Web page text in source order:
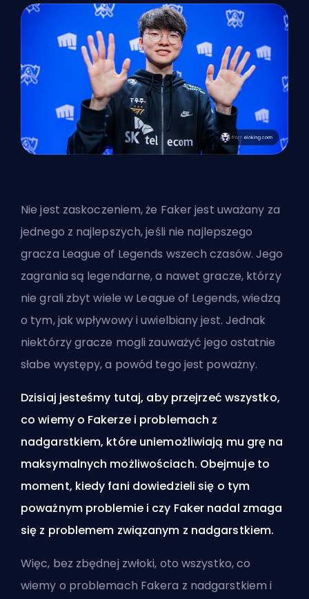
Nie jest zaskoczeniem, że Faker jest uważany za
jednego z najlepszych, jeśli nie najlepszego
gracza League of Legends wszech czasów. Jego
zagrania są legendarne, a nawet gracze, którzy
nie grali zbyt wiele w League of Legends, wiedzą
o tym, jak wpływowy i uwielbiany jest. Jednak
niektórzy gracze mogli zauważyć jego ostatnie
słabe występy, a powód tego jest poważny.
Dzisiaj jesteśmy tutaj, aby przejrzeć wszystko,
co wiemy o Fakerze i problemach z
nadgarstkiem, które uniemożliwiają mu grę na
maksymalnych możliwościach. Obejmuje to
moment, kiedy fani dowiedzieli się o tym
poważnym problemie i czy Faker nadal zmaga
się z problemem związanym z nadgarstkiem.
Więc, bez zbędnej zwłoki, oto wszystko, co
wiemy o problemach Fakera z nadgarstkiem i